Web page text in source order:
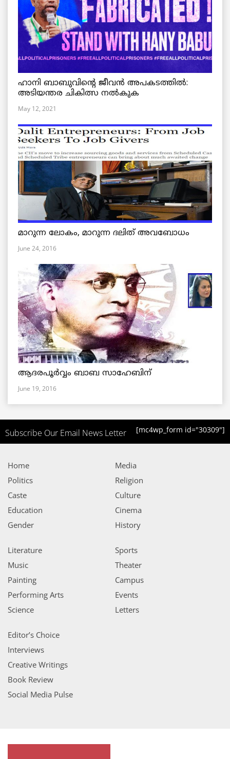
ഹാനി ബാബുവിന്റെ ജീവൻ അപകടത്തിൽ:
അടിയന്തര ചികിത്സ നൽകുക
May 12, 2021
മാറുന്ന ലോകം, മാറുന്ന ദലിത് അവബോധം
June 24, 2016
ആദരപൂര്‍വ്വം ബാബ സാഹേബിന്
June 19, 2016
Subscribe Our Email News Letter [mc4wp_form id="30309"]
Home
Politics
Caste
Education
Gender
Media
Religion
Culture
Cinema
History
Literature
Music
Painting
Performing Arts
Science
Sports
Theater
Campus
Events
Letters
Editor’s Choice
Interviews
Creative Writings
Book Review
Social Media Pulse